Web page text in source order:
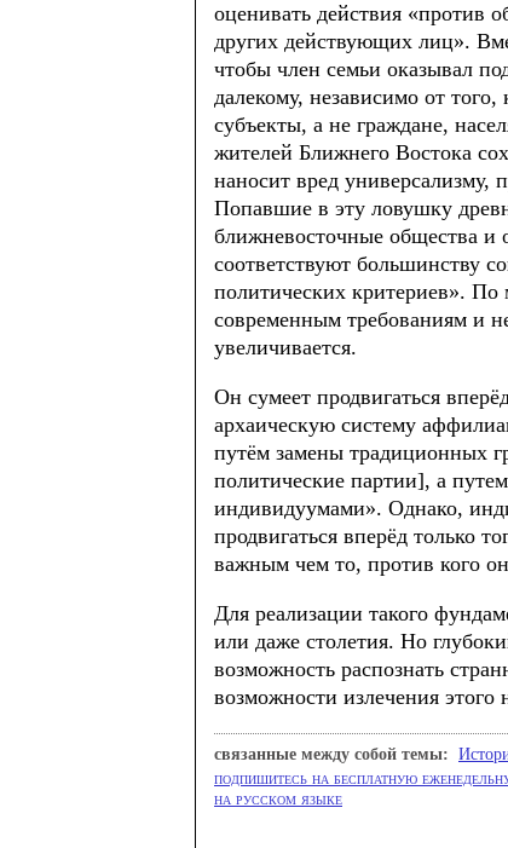
оценивать действия «против
других действующих лиц».
чтобы член семьи оказывал
далекому, независимо от
субъекты, а не граждане,
жителей Ближнего Востока
наносит вред универсализму,
Попавшие в эту ловушку
ближневосточные общества
соответствуют большинству
политических критериев». По
современным требованиям и
увеличивается.
Он сумеет продвигаться
архаическую систему
путём замены традиционных
политические партии], а
индивидуумами». Однако,
продвигаться вперёд только
важным чем то, против кого
Для реализации такого
или даже столетия. Но
возможность распознать
возможности излечения этого
cвязанные между собой темы:
подпишитесь на бесплатную
на русском языке